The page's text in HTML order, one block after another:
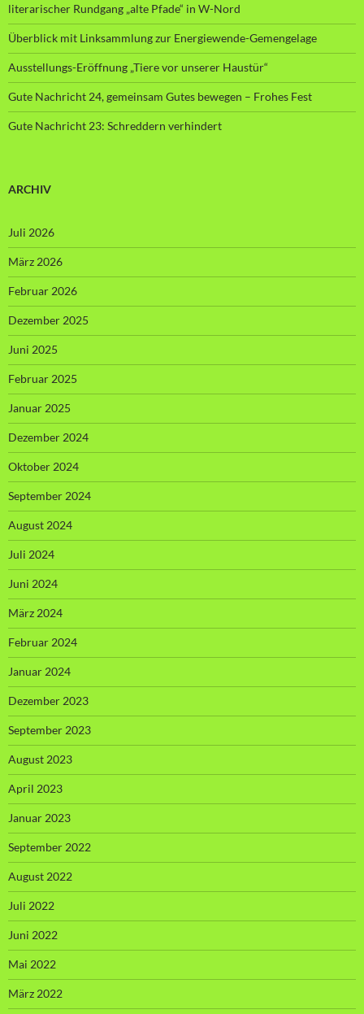
literarischer Rundgang „alte Pfade“ in W-Nord
Überblick mit Linksammlung zur Energiewende-Gemengelage
Ausstellungs-Eröffnung „Tiere vor unserer Haustür“
Gute Nachricht 24, gemeinsam Gutes bewegen – Frohes Fest
Gute Nachricht 23: Schreddern verhindert
ARCHIV
Juli 2026
März 2026
Februar 2026
Dezember 2025
Juni 2025
Februar 2025
Januar 2025
Dezember 2024
Oktober 2024
September 2024
August 2024
Juli 2024
Juni 2024
März 2024
Februar 2024
Januar 2024
Dezember 2023
September 2023
August 2023
April 2023
Januar 2023
September 2022
August 2022
Juli 2022
Juni 2022
Mai 2022
März 2022